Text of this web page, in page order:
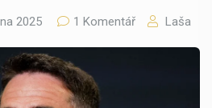
2025 1 Komentář Laša